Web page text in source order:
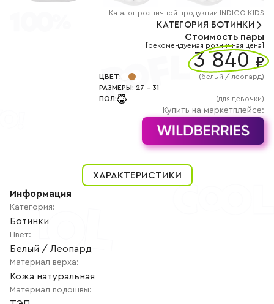
+7
АВТОРИЗАЦИЯ
РЕГИСТРАЦИЯ
Каталог розничной продукции INDIGO KIDS
КАТЕГОРИЯ БОТИНКИ
Стоимость пары
[рекомендуемая розничная цена]
3 840 ₽
ЦВЕТ: (белый / леопард)
РАЗМЕРЫ: 27 - 31
ПОЛ: (для девочки)
Купить на маркетплейсе:
ХАРАКТЕРИСТИКИ
Информация
Категория:
Ботинки
Цвет:
Белый / Леопард
Материал верха:
Кожа натуральная
Материал подошвы: